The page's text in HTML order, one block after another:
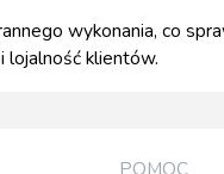
wykonania, co
lojalność klientów.